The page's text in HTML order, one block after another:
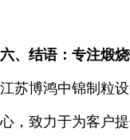
六、结语：专注煅
江苏博鸿中锦制粒
心，致力于为客户